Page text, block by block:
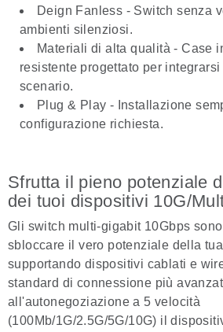
Deign Fanless - Switch senza
ambienti silenziosi.
Materiali di alta qualità - Case
resistente progettato per
scenario.
Plug & Play - Installazione
configurazione richiesta.
Sfrutta il pieno potenziale
dei tuoi dispositivi 10G/
Gli switch multi-gigabit 10Gbps
sbloccare il vero potenziale della
supportando dispositivi cablati e
standard di connessione più
all'autonegoziazione a 5 velocità
(100Mb/1G/2.5G/5G/10G) il